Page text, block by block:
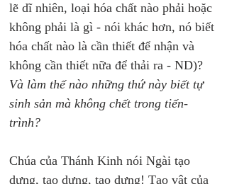
lẽ dĩ nhiên, loại hóa chất nào phải hoặc
không phải là gì - nói khác hơn, nó biết
hóa chất nào là cần thiết để nhận và
không cần thiết nữa để thải ra - ND)?
Và làm thế nào những thứ này biết tự
sinh sản mà không chết trong tiến-
trình?
Chúa của Thánh Kinh nói Ngài tạo
dựng, tạo dựng, tạo dựng! Tạo vật của